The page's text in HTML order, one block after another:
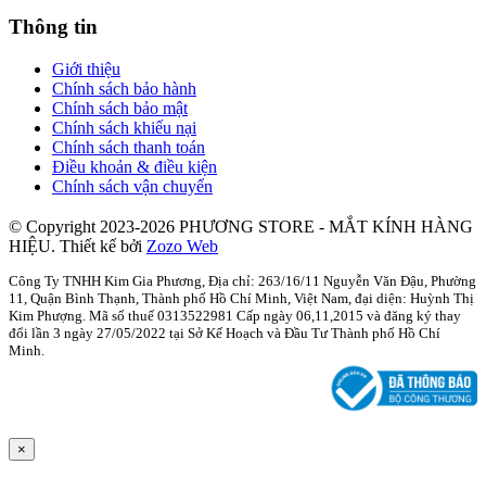
Thông tin
Giới thiệu
Chính sách bảo hành
Chính sách bảo mật
Chính sách khiếu nại
Chính sách thanh toán
Điều khoản & điều kiện
Chính sách vận chuyển
© Copyright 2023-2026 PHƯƠNG STORE - MẮT KÍNH HÀNG
HIỆU. Thiết kế bởi Zozo Web
Công Ty TNHH Kim Gia Phương, Địa chỉ: 263/16/11 Nguyễn Văn Đậu, Phường
11, Quận Bình Thạnh, Thành phố Hồ Chí Minh, Việt Nam, đại diện: Huỳnh Thị
Kim Phượng. Mã số thuế 0313522981 Cấp ngày 06,11,2015 và đăng ký thay
đổi lần 3 ngày 27/05/2022 tại Sở Kế Hoạch và Đầu Tư Thành phố Hồ Chí
Minh.
×